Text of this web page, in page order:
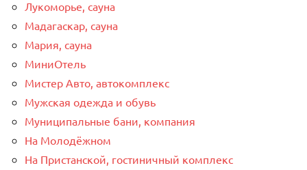
Лукоморье, сауна
Мадагаскар, сауна
Мария, сауна
МиниОтель
Мистер Авто, автокомплекс
Мужская одежда и обувь
Муниципальные бани, компания
На Молодёжном
На Пристанской, гостиничный комплекс